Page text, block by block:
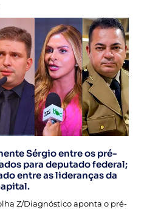
Sérgio entre os pré-
para deputado federal;
entre as lideranças da
Z/Diagnóstico aponta o pré-